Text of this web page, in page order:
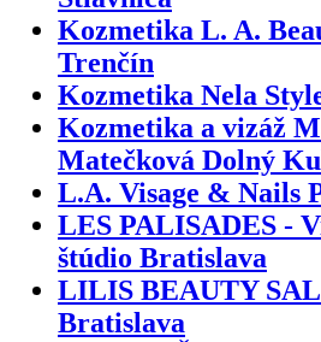
Kozmetika L. A.
Trenčín
Kozmetika Nela
Kozmetika a vizáž
Matečková Dolný
L.A. Visage & Nails
LES PALISADES -
štúdio Bratislava
LILIS BEAUTY
Bratislava